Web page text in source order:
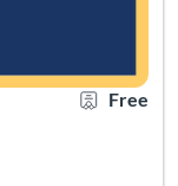
Free